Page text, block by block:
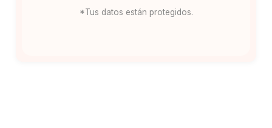
*Tus datos están protegidos.